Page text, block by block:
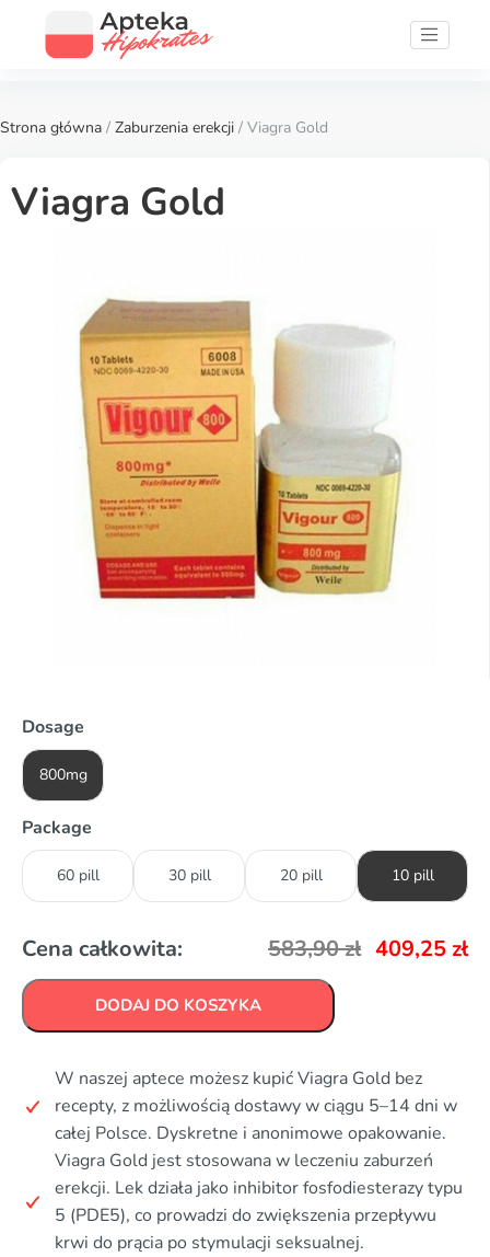
Strona główna / Zaburzenia erekcji / Viagra Gold
Viagra Gold
Dosage
800mg
Package
60 pill 30 pill 20 pill 10 pill
Cena całkowita: 583,90zł 409,25 zł
DODAJ DO KOSZYKA
W naszej aptece możesz kupić Viagra Gold bez
recepty, z możliwością dostawy w ciągu 5–14 dni w
całej Polsce. Dyskretne i anonimowe opakowanie.
Viagra Gold jest stosowana w leczeniu zaburzeń
erekcji. Lek działa jako inhibitor fosfodiesterazy typu
5 (PDE5), co prowadzi do zwiększenia przepływu
krwi do prącia po stymulacji seksualnej.